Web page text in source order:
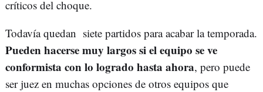
críticos del choque.
Todavía quedan siete partidos para acabar la temporada.
Pueden hacerse muy largos si el equipo se ve
conformista con lo logrado hasta ahora, pero puede
ser juez en muchas opciones de otros equipos que